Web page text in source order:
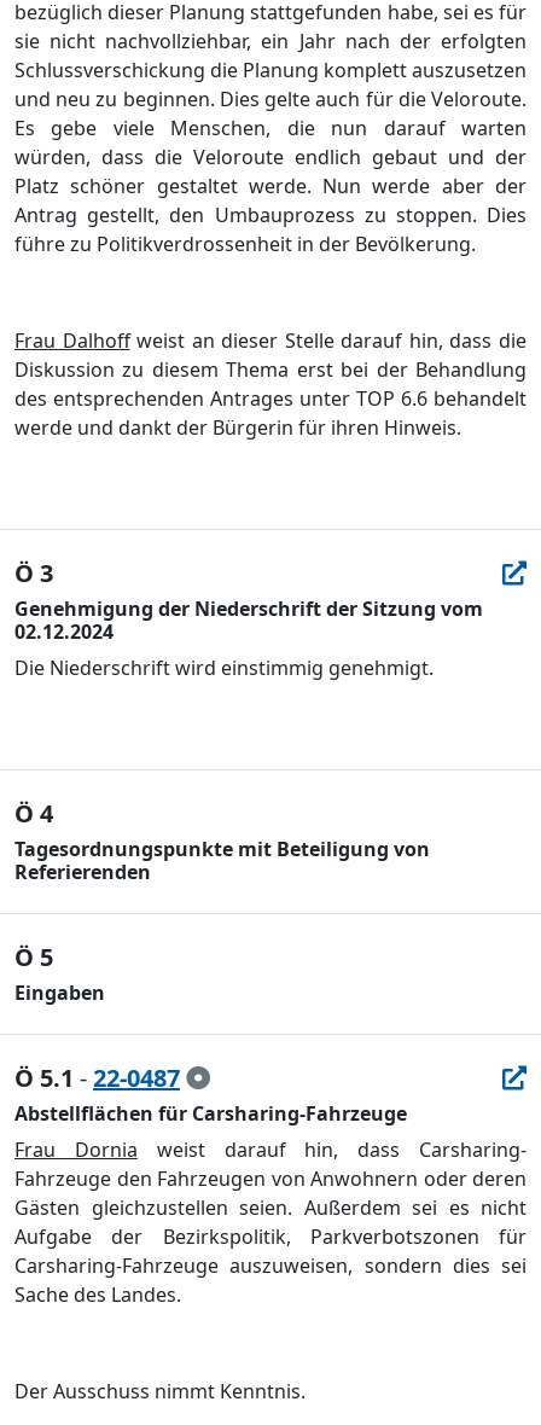
bezüglich dieser Planung stattgefunden habe, sei es für
sie nicht nachvollziehbar, ein Jahr nach der erfolgten
Schlussverschickung die Planung komplett auszusetzen
und neu zu beginnen. Dies gelte auch für die Veloroute.
Es gebe viele Menschen, die nun darauf warten
würden, dass die Veloroute endlich gebaut und der
Platz schöner gestaltet werde. Nun werde aber der
Antrag gestellt, den Umbauprozess zu stoppen. Dies
führe zu Politikverdrossenheit in der Bevölkerung.
Frau Dalhoffweist an dieser Stelle darauf hin, dass die
Diskussion zu diesem Thema erst bei der Behandlung
des entsprechenden Antrages unter TOP 6.6 behandelt
werde und dankt der Bürgerin für ihren Hinweis.
Ö 3
Genehmigung der Niederschrift der Sitzung vom
02.12.2024
Die Niederschrift wird einstimmig genehmigt.
Ö 4
Tagesordnungspunkte mit Beteiligung von
Referierenden
Ö 5
Eingaben
Ö 5.1 -22-0487
Abstellflächen für Carsharing-Fahrzeuge
Frau Dornia weist darauf hin, dass Carsharing-
Fahrzeuge den Fahrzeugen von Anwohnern oder deren
Gästen gleichzustellen seien. Außerdem sei es nicht
Aufgabe der Bezirkspolitik, Parkverbotszonen für
Carsharing-Fahrzeuge auszuweisen, sondern dies sei
Sache des Landes.
Der Ausschuss nimmt Kenntnis.